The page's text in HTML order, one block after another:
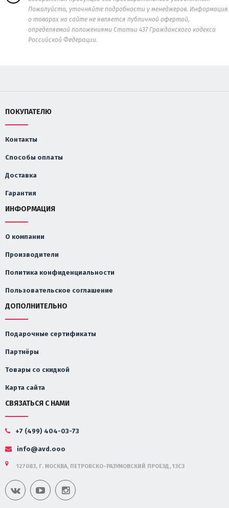
Пожалуйста, уточняйте подробности у менеджеров. Информация
о товарах на сайте не является публичной офертой,
определяемой положениями Статьи 437 Гражданского кодекса
Российской Федерации.
ПОКУПАТЕЛЮ
Контакты
Способы оплаты
Доставка
Гарантия
ИНФОРМАЦИЯ
О компании
Производители
Политика конфиденциальности
Пользовательское соглашение
ДОПОЛНИТЕЛЬНО
Подарочные сертификаты
Партнёры
Товары со скидкой
Карта сайта
СВЯЗАТЬСЯ С НАМИ
+7 (499) 404-03-73
info@avd.ooo
127083, Г. МОСКВА, ПЕТРОВСКО-РАЗУМОВСКИЙ ПРОЕЗД, 13С3